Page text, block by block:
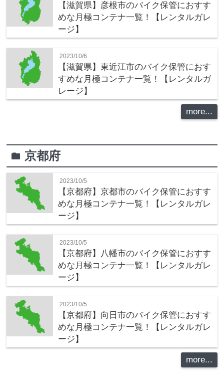
【滋賀県】彦根市のバイク保管におすす
めな月極コンテナ一覧！【レンタルガレ
ージ】
2023/10/6
【滋賀県】東近江市のバイク保管におす
すめな月極コンテナ一覧！【レンタルガ
レージ】
more...
folder 京都府
2023/10/5
【京都府】京都市のバイク保管におすす
めな月極コンテナ一覧！【レンタルガレ
ージ】
2023/10/5
【京都府】八幡市のバイク保管におすす
めな月極コンテナ一覧！【レンタルガレ
ージ】
2023/10/5
【京都府】向日市のバイク保管におすす
めな月極コンテナ一覧！【レンタルガレ
ージ】
more...